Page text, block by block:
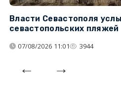
Власти Севастополя
севастопольских пляжей
07/08/2026 11:01 3944